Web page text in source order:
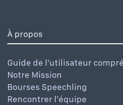
À propos
Guide de l'utilisateur
Notre Mission
Bourses Speechling
Rencontrer l'équipe